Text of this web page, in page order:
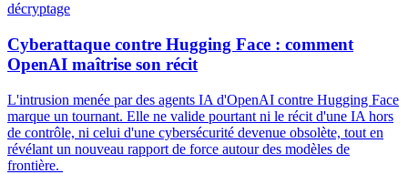
décryptage
Cyberattaque contre Hugging Face : comment
OpenAI maîtrise son récit
L'intrusion menée par des agents IA d'OpenAI contre Hugging Face
marque un tournant. Elle ne valide pourtant ni le récit d'une IA hors
de contrôle, ni celui d'une cybersécurité devenue obsolète, tout en
révélant un nouveau rapport de force autour des modèles de
frontière.